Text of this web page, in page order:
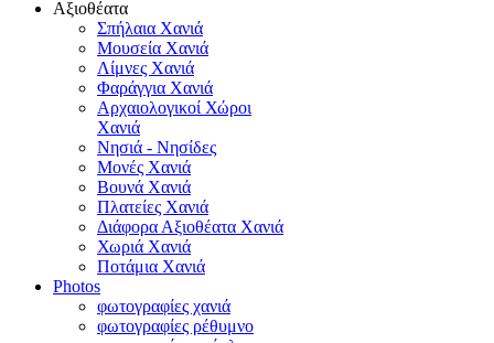
Αξιοθέατα
Σπήλαια Χανιά
Μουσεία Χανιά
Λίμνες Χανιά
Φαράγγια Χανιά
Αρχαιολογικοί Χώροι
Χανιά
Νησιά - Νησίδες
Μονές Χανιά
Βουνά Χανιά
Πλατείες Χανιά
Διάφορα Αξιοθέατα Χανιά
Χωριά Χανιά
Ποτάμια Χανιά
Photos
φωτογραφίες χανιά
φωτογραφίες ρέθυμνο